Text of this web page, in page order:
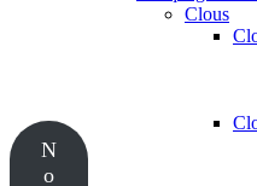
N
o
Clous